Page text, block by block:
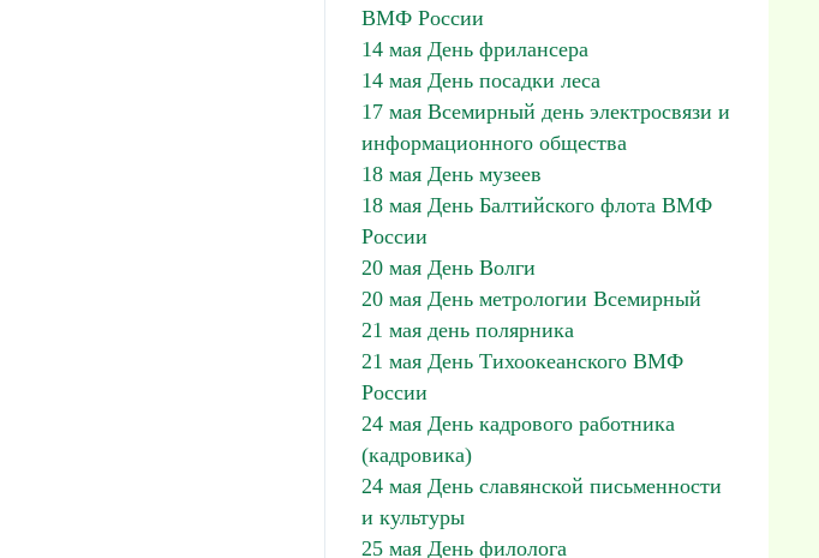
ВМФ России
14 мая День фрилансера
14 мая День посадки леса
17 мая Всемирный день электросвязи и
информационного общества
18 мая День музеев
18 мая День Балтийского флота ВМФ
России
20 мая День Волги
20 мая День метрологии Всемирный
21 мая день полярника
21 мая День Тихоокеанского ВМФ
России
24 мая День кадрового работника
(кадровика)
24 мая День славянской письменности
и культуры
25 мая День филолога